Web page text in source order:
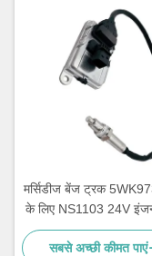
मर्सिडीज बेंज ट्रक
के लिए NS1103 24V
सेंसर
सबसे अच्छी कीमत पाएं